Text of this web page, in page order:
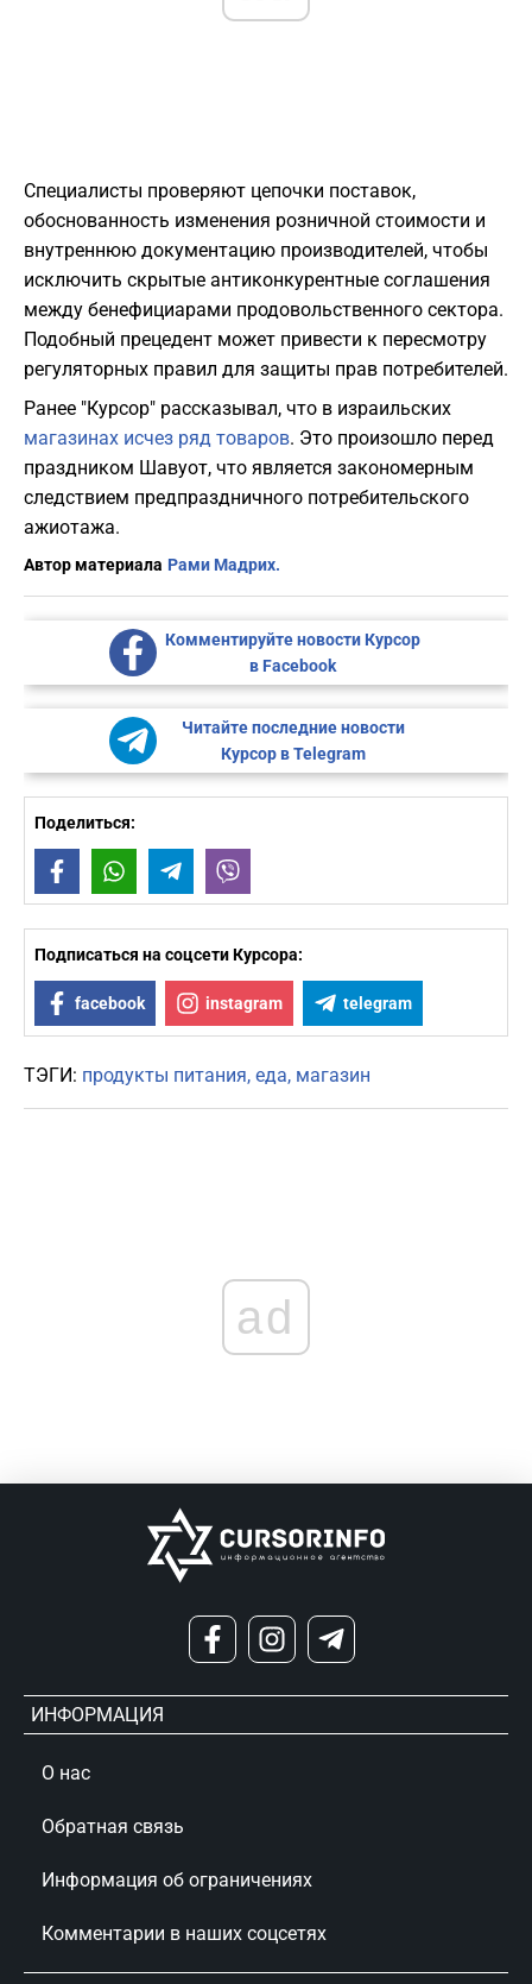
Специалисты проверяют цепочки поставок,
обоснованность изменения розничной стоимости и
внутреннюю документацию производителей, чтобы
исключить скрытые антиконкурентные соглашения
между бенефициарами продовольственного сектора.
Подобный прецедент может привести к пересмотру
регуляторных правил для защиты прав потребителей.
Ранее "Курсор" рассказывал, что в израильских
магазинах исчез ряд товаров. Это произошло перед
праздником Шавуот, что является закономерным
следствием предпраздничного потребительского
ажиотажа.
Автор материала Рами Мадрих.
Комментируйте новости Курсор
в Facebook
Читайте последние новости
Курсор в Telegram
Поделиться:
FacebookWhatsAppTelegram
Подписаться на соцсети Курсора:
facebook instagram telegram
ТЭГИ: продукты питания еда магазин
ad
ИНФОРМАЦИЯ
О нас
Обратная связь
Информация об ограничениях
Комментарии в наших соцсетях